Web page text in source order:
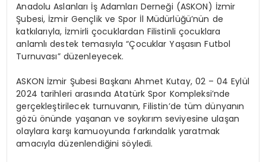
Anadolu Aslanları İş Adamları Derneği (ASKON) İzmir
Şubesi, İzmir Gençlik ve Spor İl Müdürlüğü’nün de
katkılarıyla, İzmirli çocuklardan Filistinli çocuklara
anlamlı destek temasıyla “Çocuklar Yaşasın Futbol
Turnuvası” düzenleyecek.
ASKON İzmir Şubesi Başkanı Ahmet Kutay, 02 – 04 Eylül
2024 tarihleri arasında Atatürk Spor Kompleksi’nde
gerçekleştirilecek turnuvanın, Filistin’de tüm dünyanın
gözü önünde yaşanan ve soykırım seviyesine ulaşan
olaylara karşı kamuoyunda farkındalık yaratmak
amacıyla düzenlendiğini söyledi.